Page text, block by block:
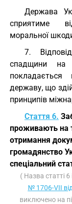
Держава
сприятиме
моральної
7.
спадщини на
державу, що
принципів
Стаття 6.
проживають на
отримання
громадянство
спеціальний
( Назва статті
№ 1706-VII
виключено на